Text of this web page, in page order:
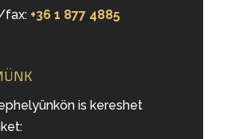
fax: +36 1 877 4885
is kereshet